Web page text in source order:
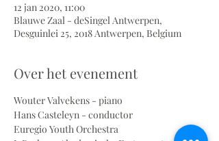
12 jan 2020, 11:00
Blauwe Zaal - deSingel Antwerpen,
Desguinlei 25, 2018 Antwerpen, Belgium
Over het evenement
Wouter Valvekens - piano
Hans Casteleyn - conductor
Euregio Youth Orchestra